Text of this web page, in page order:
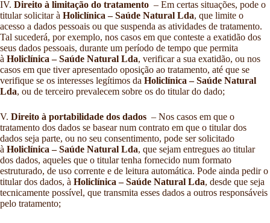
IV. Direito à limitação do tratamento – Em certas situações, pode o
titular solicitar à Holiclínica – Saúde Natural Lda, que limite o
acesso a dados pessoais ou que suspenda as atividades de tratamento.
Tal sucederá, por exemplo, nos casos em que conteste a exatidão dos
seus dados pessoais, durante um período de tempo que permita
à Holiclínica – Saúde Natural Lda, verificar a sua exatidão, ou nos
casos em que tiver apresentado oposição ao tratamento, até que se
verifique se os interesses legítimos da Holiclínica – Saúde Natural
Lda, ou de terceiro prevalecem sobre os do titular do dado;
V. Direito à portabilidade dos dados – Nos casos em que o
tratamento dos dados se basear num contrato em que o titular dos
dados seja parte, ou no seu consentimento, pode ser solicitado
à Holiclínica – Saúde Natural Lda, que sejam entregues ao titular
dos dados, aqueles que o titular tenha fornecido num formato
estruturado, de uso corrente e de leitura automática. Pode ainda pedir o
titular dos dados, à Holiclínica – Saúde Natural Lda, desde que seja
tecnicamente possível, que transmita esses dados a outros responsáveis
pelo tratamento;